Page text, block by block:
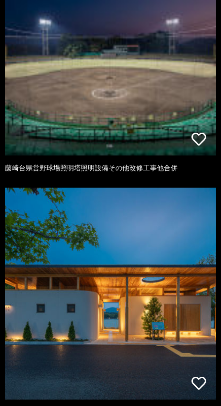
藤崎台県営野球場照明塔照明設備その他改修工事他合併